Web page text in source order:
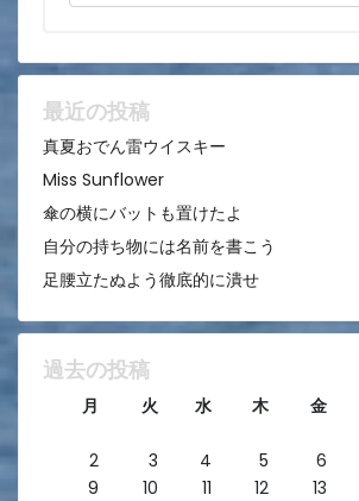
ョ
ン
最近の投稿
真夏おでん雷ウイスキー
Miss Sunflower
傘の横にバットも置けたよ
自分の持ち物には名前を書こう
足腰立たぬよう徹底的に潰せ
過去の投稿
月 火 水 木 金
2
3 4 5 6
9
10 11 12 13